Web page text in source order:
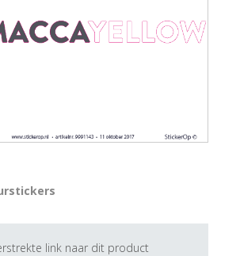
link naar dit product